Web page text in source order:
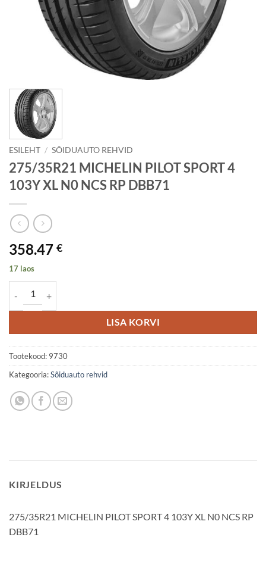
ESILEHT / SÕIDUAUTO REHVID
275/35R21 MICHELIN PILOT SPORT 4
103Y XL N0 NCS RP DBB71
358.47 €
17 laos
LISA KORVI
Tootekood: 9730
Kategooria:Sõiduauto rehvid
KIRJELDUS
275/35R21 MICHELIN PILOT SPORT 4 103Y XL N0 NCS RP
DBB71